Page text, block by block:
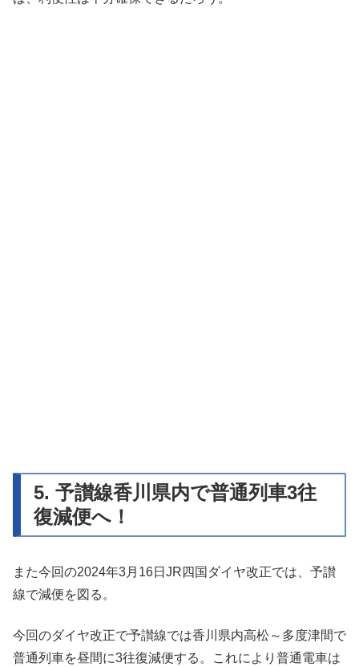
5. 予讃線香川県内で普通列車3往
復減便へ！
また今回の2024年3月16日JR四国ダイヤ改正では、予讃
線で減便を図る。
今回のダイヤ改正で予讃線では香川県内高松～多度津間で
普通列車を昼間に3往復減便する。これにより普通電車は